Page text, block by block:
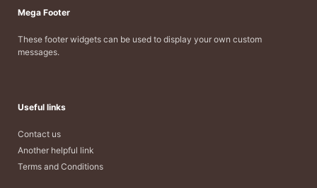
Mega Footer
These footer widgets can be used to display your own custom
messages.
Useful links
Contact us
Another helpful link
Terms and Conditions